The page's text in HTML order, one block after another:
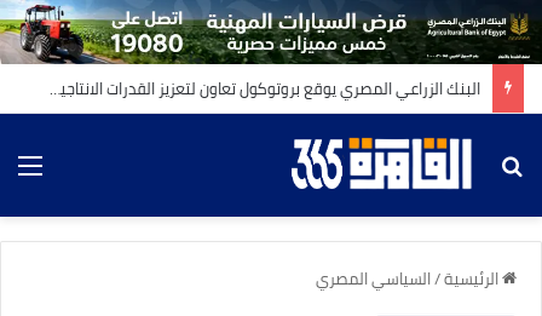
البنك الزراعي المصري يوقع بروتوكول تعاون لتعزيز القدرات الانتاجية للمزارعين مع شركة التحالف العربي لإنتاج التقاوي والشركة المصرية للتنمية الزراعية والاتحاد العام لمنتجي ومصدري الحاصلات البستانية
بحث عن
الرئيسية/السياسي المصري